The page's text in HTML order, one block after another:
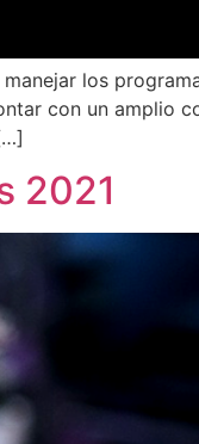
los
con un amplio
2021